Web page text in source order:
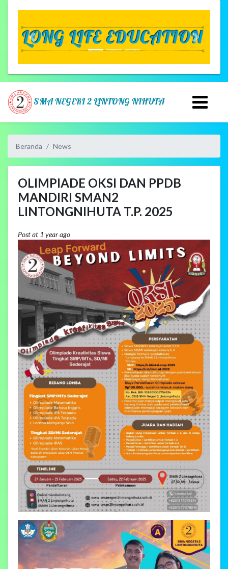
Previous Next
SMA NEGERI 2 LINTONG NIHUTA
Beranda News
OLIMPIADE OKSI DAN PPDB
MANDIRI SMAN2
LINTONGNIHUTA T.P. 2025
Post at 1 year ago